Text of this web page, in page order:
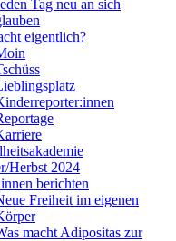
Tag neu an sich
eigentlich?
Herbst 2024
berichten
Freiheit im eigenen
macht Adipositas zur